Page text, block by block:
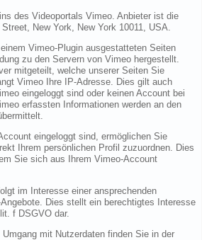
des Videoportals Vimeo. Anbieter ist die
New York, New York 10011, USA.
Vimeo-Plugin ausgestatteten Seiten
zu den Servern von Vimeo hergestellt.
mitgeteilt, welche unserer Seiten Sie
Vimeo Ihre IP-Adresse. Dies gilt auch
eingeloggt sind oder keinen Account bei
erfassten Informationen werden an den
eingeloggt sind, ermöglichen Sie
Ihrem persönlichen Profil zuzuordnen. Dies
Sie sich aus Ihrem Vimeo-Account
im Interesse einer ansprechenden
Dies stellt ein berechtigtes Interesse
f DSGVO dar.
mit Nutzerdaten finden Sie in der